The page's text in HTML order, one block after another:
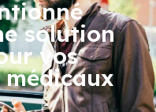
solution
vos
médicaux